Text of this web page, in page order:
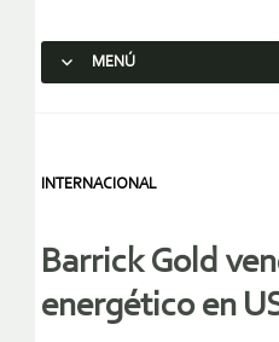
MENÚ
INTERNACIONAL
Barrick Gold
energético en